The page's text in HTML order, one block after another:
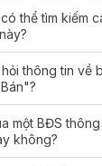
thể tìm kiếm
thông tin về
một BĐS
không?